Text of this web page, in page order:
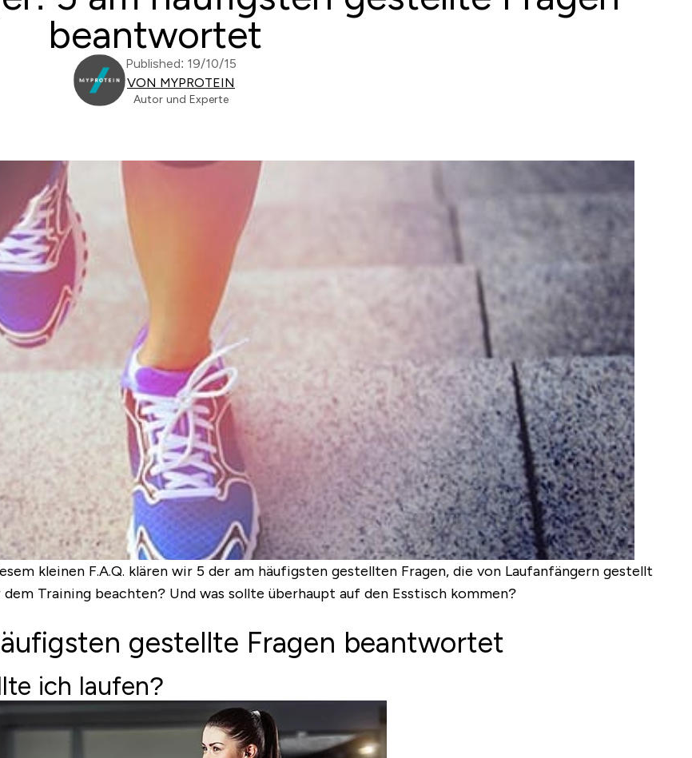
beantwortet
Published: 19/10/15
VON MYPROTEIN
Autor und Experte
kleinen F.A.Q. klären wir 5 der am häufigsten gestellten Fragen, die von Laufanfängern gestellt
Training beachten? Und was sollte überhaupt auf den Esstisch kommen?
gestellte Fragen beantwortet
ich laufen?